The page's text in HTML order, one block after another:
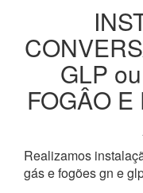
GLP
FOGÂO
Realizamos
gás e fogões gn e